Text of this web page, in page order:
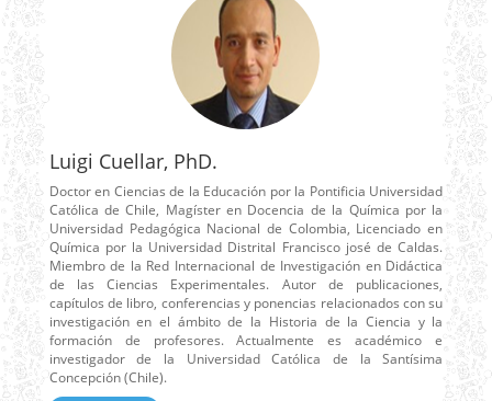
Luigi Cuellar, PhD.
Doctor en Ciencias de la Educación por la Pontificia Universidad
Católica de Chile, Magíster en Docencia de la Química por la
Universidad Pedagógica Nacional de Colombia, Licenciado en
Química por la Universidad Distrital Francisco josé de Caldas.
Miembro de la Red Internacional de Investigación en Didáctica
de las Ciencias Experimentales. Autor de publicaciones,
capítulos de libro, conferencias y ponencias relacionados con su
investigación en el ámbito de la Historia de la Ciencia y la
formación de profesores. Actualmente es académico e
investigador de la Universidad Católica de la Santísima
Concepción (Chile).